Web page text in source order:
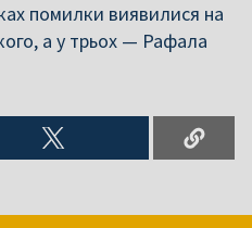
помилки виявилися на
а у трьох — Рафала